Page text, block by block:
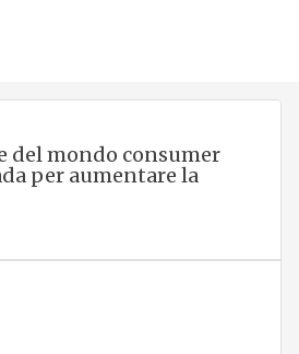
del mondo consumer
per aumentare la